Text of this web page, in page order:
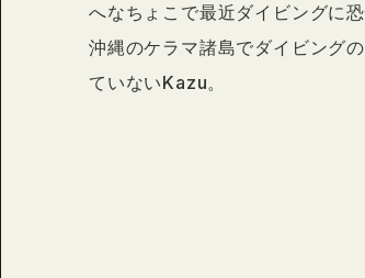
へなちょこで最近ダイビングに
沖縄のケラマ諸島でダイビング
ていないKazu。